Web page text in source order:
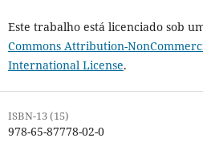
Este trabalho está licenciado sob
Commons Attribution-
International License.
ISBN-13 (15)
978-65-87778-02-0